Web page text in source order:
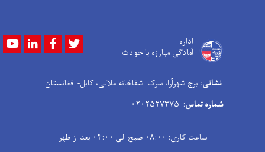
اداره
آمادگی مبارزه با حوادث
YoutubeLinkedInFacebook
نشانی: برج شهرآرا، سرک شفاخانه ملالی، کابل- افغانستان
شماره تماس: ۰۲۰۲۵۲۷۳۷۵
ساعت کاری: ۰۸:۰۰ صبح الی ۰۴:۰۰ بعد از ظهر